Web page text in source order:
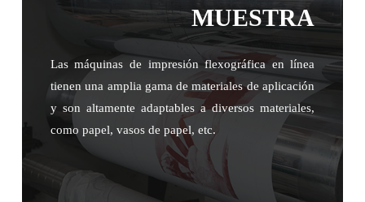
MUESTRA
Las máquinas de impresión flexográfica en línea
tienen una amplia gama de materiales de aplicación
y son altamente adaptables a diversos materiales,
como papel, vasos de papel, etc.